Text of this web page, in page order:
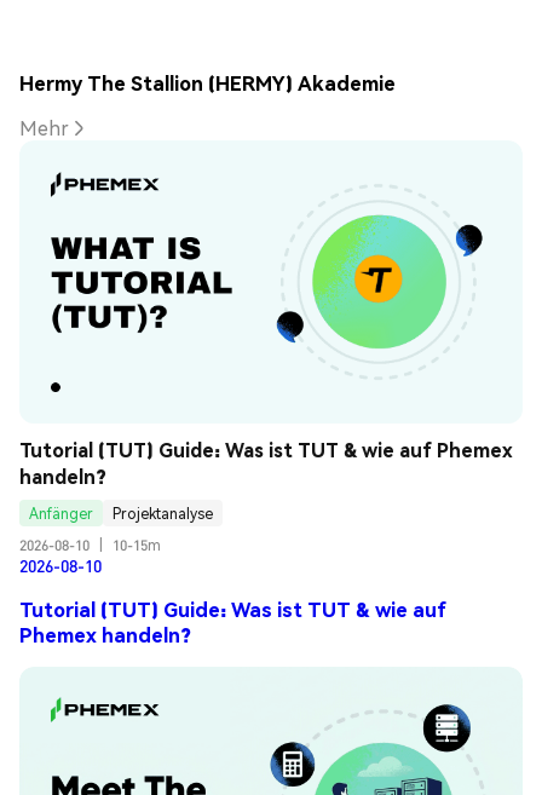
Hermy The Stallion (HERMY) Akademie
Mehr
Tutorial (TUT) Guide: Was ist TUT & wie auf Phemex
handeln?
Anfänger
Projektanalyse
2026-08-10
10-15m
2026-08-10
Tutorial (TUT) Guide: Was ist TUT & wie auf
Phemex handeln?